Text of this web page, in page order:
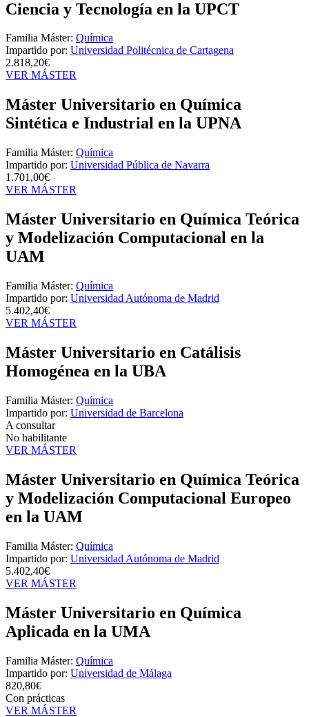
Ciencia y Tecnología en la UPCT
Familia Máster: Química
Impartido por: Universidad Politécnica de Cartagena
2.818,20€
VER MÁSTER
Máster Universitario en Química
Sintética e Industrial en la UPNA
Familia Máster: Química
Impartido por: Universidad Pública de Navarra
1.701,00€
VER MÁSTER
Máster Universitario en Química Teórica
y Modelización Computacional en la
UAM
Familia Máster: Química
Impartido por: Universidad Autónoma de Madrid
5.402,40€
VER MÁSTER
Máster Universitario en Catálisis
Homogénea en la UBA
Familia Máster: Química
Impartido por: Universidad de Barcelona
A consultar
No habilitante
VER MÁSTER
Máster Universitario en Química Teórica
y Modelización Computacional Europeo
en la UAM
Familia Máster: Química
Impartido por: Universidad Autónoma de Madrid
5.402,40€
VER MÁSTER
Máster Universitario en Química
Aplicada en la UMA
Familia Máster: Química
Impartido por: Universidad de Málaga
820,80€
Con prácticas
VER MÁSTER